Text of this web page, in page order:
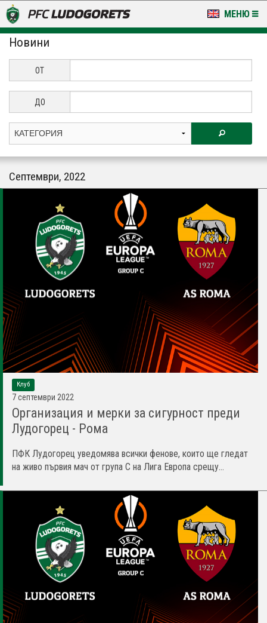
МЕНЮ
НОВИНИ & ГАЛЕРИИ
LUDOGORETS TV
СТАДИОН & БАЗИ
ЗА ФЕНОВЕ
Новини
ОТ
ДО
Септември, 2022
Клуб
7 септември 2022
Организация и мерки за сигурност преди
Лудогорец - Рома
ПФК Лудогорец уведомява всички фенове, които ще гледат
на живо първия мач от група С на Лига Европа срещу...